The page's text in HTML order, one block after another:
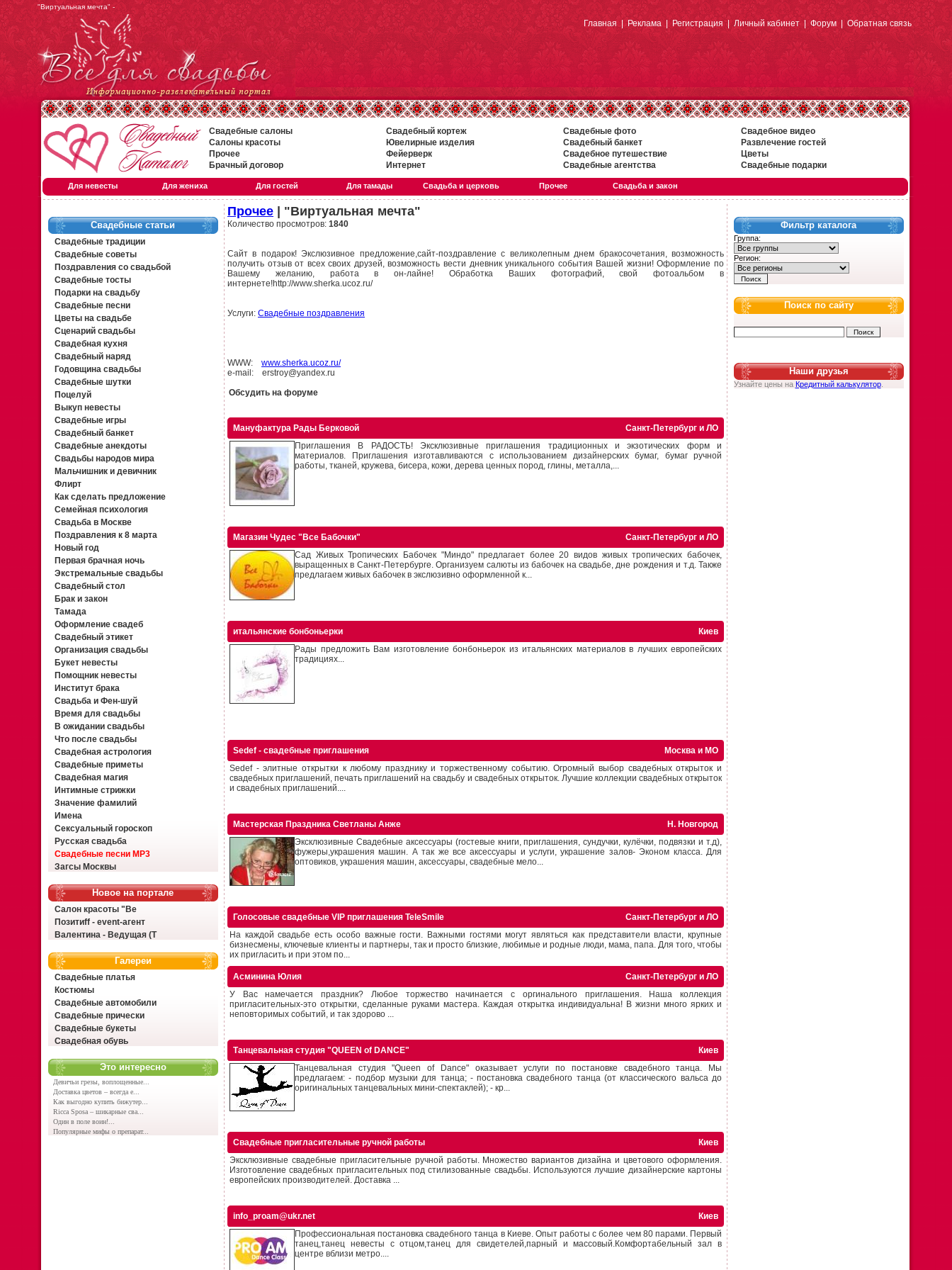
"Виртуальная мечта" -
Главная|Реклама|Регистрация| Личный кабинет|Форум| Обратная связь
Свадебные салоны Свадебный кортеж Свадебные фото
Свадебное видео
Салоны красоты
Ювелирные изделия Свадебный банкет
Развлечение гостей
Прочее
Фейерверк Свадебное путешествие
Цветы
Брачный договор
Интернет Свадебные агентства Свадебные подарки
Для невесты Для жениха Для гостей Для тамады Свадьба и церковь Прочее Свадьба и закон
Свадебные статьи
Свадебные традиции
Свадебные советы
Поздравления со свадьбой
Свадебные тосты
Подарки на свадьбу
Свадебные песни
Цветы на свадьбе
Сценарий свадьбы
Свадебная кухня
Свадебный наряд
Годовщина свадьбы
Свадебные шутки
Поцелуй
Выкуп невесты
Свадебные игры
Свадебный банкет
Свадебные анекдоты
Свадьбы народов мира
Мальчишник и девичник
Флирт
Как сделать предложение
Семейная психология
Свадьба в Москве
Поздравления к 8 марта
Новый год
Первая брачная ночь
Экстремальные свадьбы
Свадебный стол
Брак и закон
Тамада
Оформление свадеб
Свадебный этикет
Организация свадьбы
Букет невесты
Помощник невесты
Институт брака
Свадьба и Фен-шуй
Время для свадьбы
В ожидании свадьбы
Что после свадьбы
Свадебная астрология
Свадебные приметы
Свадебная магия
Интимные стрижки
Значение фамилий
Имена
Сексуальный гороскоп
Русская свадьба
Свадебные песни MP3
Загсы Москвы
Новое на портале
Салон красоты "Ве
Позитиff - event-агент
Валентина - Ведущая (Т
Галереи
Свадебные платья
Костюмы
Свадебные автомобили
Свадебные прически
Свадебные букеты
Свадебная обувь
Это интересно
Девичьи грезы, воплощенные...
Доставка цветов – всегда е...
Как выгодно купить бижутер...
Ricca Sposa – шикарные сва...
Один в поле воин!...
Популярные мифы о препарат...
Прочее | "Виртуальная мечта"
Количество просмотров: 1840
Сайт в подарок! Экслюзивное предложение,сайт-поздравление с великолепным днем бракосочетания, возможность
получить отзыв от всех своих друзей, возможность вести дневник уникального события Вашей жизни! Оформление по
Вашему желанию, работа в он-лайне! Обработка Ваших фотографий, свой фотоальбом в
интернете!http://www.sherka.ucoz.ru/
Услуги: Свадебные поздравления
WWW: www.sherka.ucoz.ru/
e-mail: erstroy@yandex.ru
Обсудить на форуме
Мануфактура Рады Берковой
Санкт-Петербург и ЛО
Приглашения В РАДОСТЬ! Эксклюзивные приглашения традиционных и экзотических форм и
материалов. Приглашения изготавливаются с использованием дизайнерских бумаг, бумаг ручной
работы, тканей, кружева, бисера, кожи, дерева ценных пород, глины, металла,...
Магазин Чудес "Все Бабочки"
Санкт-Петербург и ЛО
Сад Живых Тропических Бабочек "Миндо" предлагает более 20 видов живых тропических бабочек,
выращенных в Санкт-Петербурге. Организуем салюты из бабочек на свадьбе, дне рождения и т.д. Также
предлагаем живых бабочек в экслюзивно оформленной к...
итальянские бонбоньерки
Киев
Рады предложить Вам изготовление бонбоньерок из итальянских материалов в лучших европейских
традициях...
Sedef - свадебные приглашения
Москва и МО
Sedef - элитные открытки к любому празднику и торжественному событию. Огромный выбор свадебных открыток и
свадебных приглашений, печать приглашений на свадьбу и свадебных открыток. Лучшие коллекции свадебных открыток
и свадебных приглашений....
Мастерская Праздника Светланы Анже
Н. Новгород
Эксклюзивные Свадебные аксессуары (гостевые книги, приглашения, сундучки, кулёчки, подвязки и т.д),
фужеры,украшения машин. А так же все аксессуары и услуги, украшение залов- Эконом класса. Для
оптовиков, украшения машин, аксессуары, свадебные мело...
Голосовые свадебные VIP приглашения TeleSmile
Санкт-Петербург и ЛО
На каждой свадьбе есть особо важные гости. Важными гостями могут являться как представители власти, крупные
бизнесмены, ключевые клиенты и партнеры, так и просто близкие, любимые и родные люди, мама, папа. Для того, чтобы
их пригласить и при этом по...
Асминина Юлия
Санкт-Петербург и ЛО
У Вас намечается праздник? Любое торжество начинается с оргинального приглашения. Наша коллекция
пригласительных-это открытки, сделанные руками мастера. Каждая открытка индивидуальна! В жизни много ярких и
неповторимых событий, и так здорово ...
Танцевальная студия "QUEEN of DANCE"
Киев
Танцевальная студия "Queen of Dance" оказывает услуги по постановке свадебного танца. Мы
предлагаем: - подбор музыки для танца; - постановка свадебного танца (от классического вальса до
оригинальных танцевальных мини-спектаклей); - кр...
Свадебные пригласительные ручной работы
Киев
Эксклюзивные свадебные пригласительные ручной работы. Множество вариантов дизайна и цветового оформления.
Изготовление свадебных пригласительных под стилизованные свадьбы. Используются лучшие дизайнерские картоны
европейских производителей. Доставка ...
info_proam@ukr.net
Киев
Профессиональная постановка свадебного танца в Киеве. Опыт работы с более чем 80 парами. Первый
танец,танец невесты с отцом,танец для свидетелей,парный и массовый.Комфортабельный зал в
центре вблизи метро....
Фильтр каталога
Группа:
Регион:
Поиск по сайту
Наши друзья
Узнайте цены на Кредитный калькулятор.